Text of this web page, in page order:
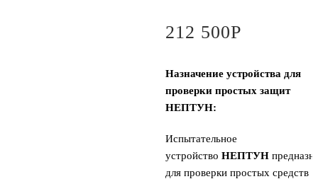
212 500Р
Назначение устройства для
проверки простых защит
НЕПТУН:
Испытательное
устройство НЕПТУН
для проверки простых средств